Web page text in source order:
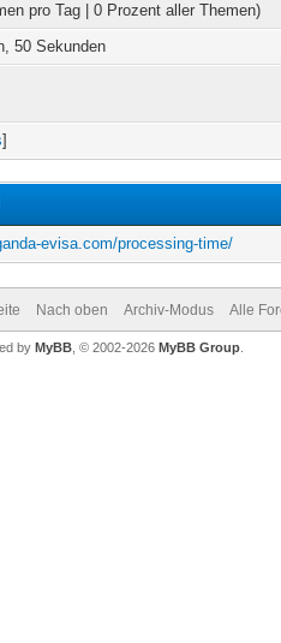
pro Tag | 0 Prozent aller Themen)
50 Sekunden
]
evisa.com/processing-time/
Nach oben Archiv-Modus Alle
by MyBB , © 2002-2026 MyBB Group